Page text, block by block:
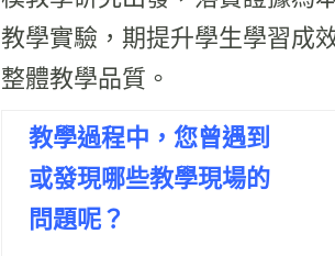
教學實驗，期提升學生學習成
整體教學品質。
教學過程中，您曾遇到
或發現哪些教學現場的
問題呢？